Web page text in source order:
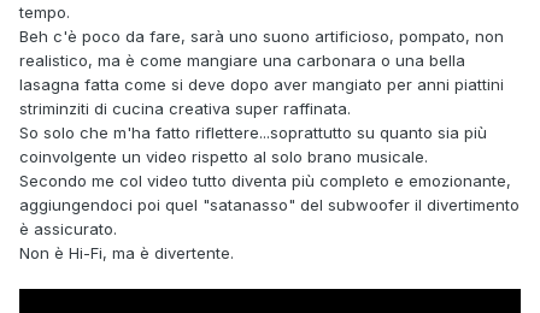
tempo.
Beh c'è poco da fare, sarà uno suono artificioso, pompato, non
realistico, ma è come mangiare una carbonara o una bella
lasagna fatta come si deve dopo aver mangiato per anni piattini
striminziti di cucina creativa super raffinata.
So solo che m'ha fatto riflettere...soprattutto su quanto sia più
coinvolgente un video rispetto al solo brano musicale.
Secondo me col video tutto diventa più completo e emozionante,
aggiungendoci poi quel "satanasso" del subwoofer il divertimento
è assicurato.
Non è Hi-Fi, ma è divertente.